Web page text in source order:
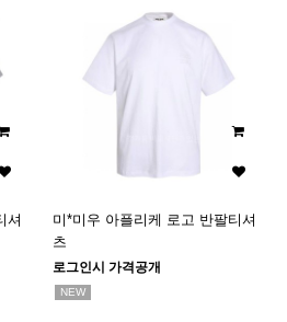
셔
미*미우 아플리케 로고 반팔티셔
츠
로그인시 가격공개
NEW